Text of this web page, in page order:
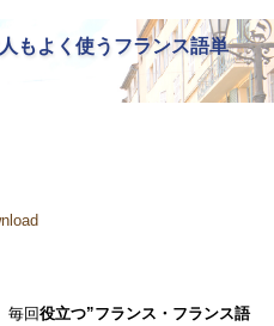
もよく使うフランス語単
毎回役立つ”フランス・フランス語